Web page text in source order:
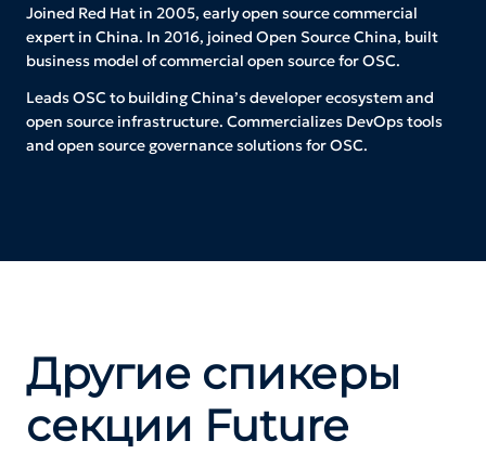
Joined Red Hat in 2005, early open source commercial
expert in China. In 2016, joined Open Source China, built
business model of commercial open source for OSC.
Leads OSC to building China’s developer ecosystem and
open source infrastructure. Commercializes DevOps tools
and open source governance solutions for OSC.
Другие спикеры
секции Future